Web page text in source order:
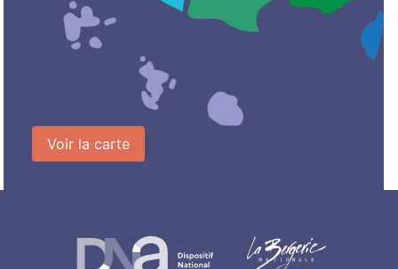
Voir la carte